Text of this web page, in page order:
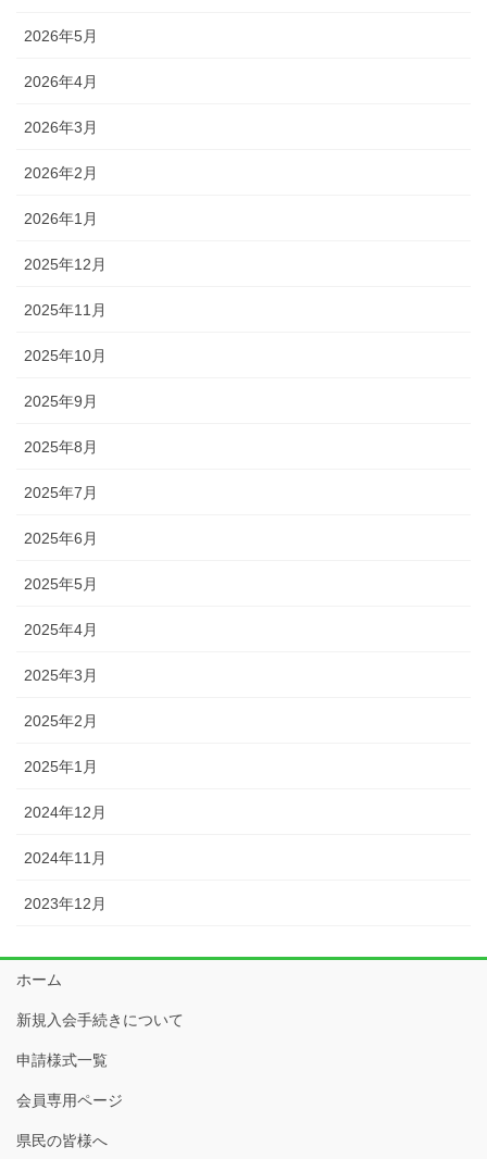
2026年5月
2026年4月
2026年3月
2026年2月
2026年1月
2025年12月
2025年11月
2025年10月
2025年9月
2025年8月
2025年7月
2025年6月
2025年5月
2025年4月
2025年3月
2025年2月
2025年1月
2024年12月
2024年11月
2023年12月
ホーム
新規入会手続きについて
申請様式一覧
会員専用ページ
県民の皆様へ